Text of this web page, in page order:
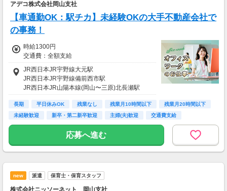
アデコ株式会社岡山支社
【車通勤OK：駅チカ】未経験OKの大手不動産会社で
の事務！
時給1300円
交通費：全額支給
JR西日本JR宇野線大元駅
JR西日本JR宇野線備前西市駅
JR西日本JR山陽本線(岡山〜三原)北長瀬駅
長期 平日休みOK 残業なし 残業月10時間以下
残業月20時間以下
未経験歓迎
新卒・第二新卒歓迎 主婦(夫)歓迎 交通費支給
応募へ進む
new 派遣 保育士・保育スタッフ
株式会社ニッソーネット 岡山支社